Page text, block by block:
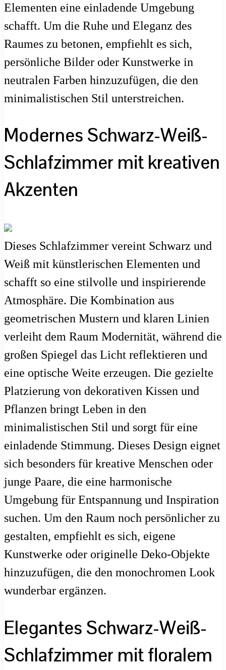
Elementen eine einladende Umgebung
schafft. Um die Ruhe und Eleganz des
Raumes zu betonen, empfiehlt es sich,
persönliche Bilder oder Kunstwerke in
neutralen Farben hinzuzufügen, die den
minimalistischen Stil unterstreichen.
Modernes Schwarz-Weiß-
Schlafzimmer mit kreativen
Akzenten
Dieses Schlafzimmer vereint Schwarz und
Weiß mit künstlerischen Elementen und
schafft so eine stilvolle und inspirierende
Atmosphäre. Die Kombination aus
geometrischen Mustern und klaren Linien
verleiht dem Raum Modernität, während die
großen Spiegel das Licht reflektieren und
eine optische Weite erzeugen. Die gezielte
Platzierung von dekorativen Kissen und
Pflanzen bringt Leben in den
minimalistischen Stil und sorgt für eine
einladende Stimmung. Dieses Design eignet
sich besonders für kreative Menschen oder
junge Paare, die eine harmonische
Umgebung für Entspannung und Inspiration
suchen. Um den Raum noch persönlicher zu
gestalten, empfiehlt es sich, eigene
Kunstwerke oder originelle Deko-Objekte
hinzuzufügen, die den monochromen Look
wunderbar ergänzen.
Elegantes Schwarz-Weiß-
Schlafzimmer mit floralem